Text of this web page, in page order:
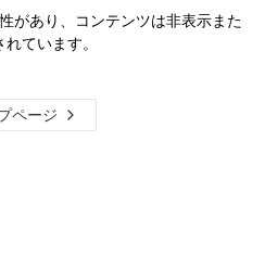
があり、コンテンツは非表示また
ています。
ページ